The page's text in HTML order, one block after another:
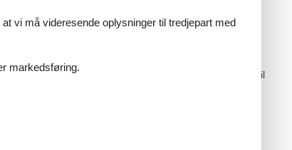
komme tilbage her og se efter andre ferie, glæder os til
vi må videresende oplysninger til tredjepart med
markedsføring.